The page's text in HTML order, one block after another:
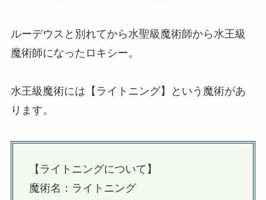
ルーデウスと別れてから水聖級魔術師から水王級
魔術師になったロキシー。
水王級魔術には【ライトニング】という魔術があ
ります。
【ライトニングについて】
魔術名：ライトニング